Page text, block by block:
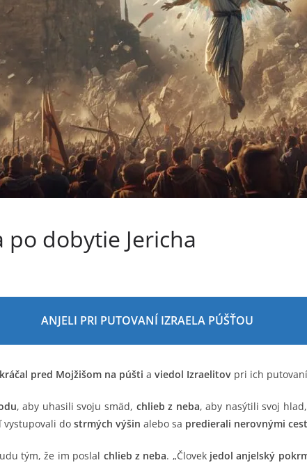
po dobytie Jericha
ANJELI PRI PUTOVANÍ IZRAELA PÚŠŤOU
kráčal pred Mojžišom na púšti a viedol Izraelitov pri ich
, aby uhasili svoju smäd, chlieb z neba, aby nasýtili svoj
vystupovali do strmých výšin alebo sa predierali nerovnými
tým, že im poslal chlieb z neba. „Človek jedol anjelský